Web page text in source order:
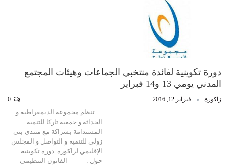
دورة تكوينية لفائدة منتخبي الجماعات وهيئات المجتمع
المدني يومي 13 و14 فبراير
زاكورة فبراير 12, 2016
تنظم مجموعة الديمقراطية و
الحداثة و جمعية تاركا للتنمية
المستدامة بشراكة مع منتدى بني
زولي للتنمية و التواصل و المجلس
الإقليمي لزاكورة دورة تكوينية
حول : - القانون التنظيمي